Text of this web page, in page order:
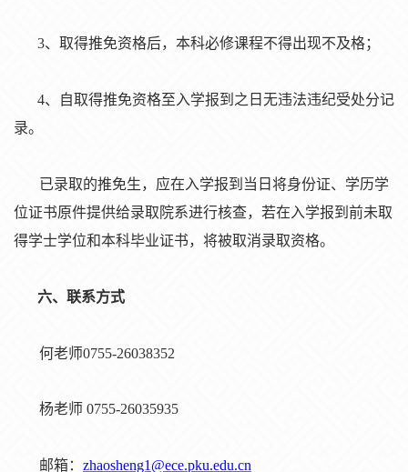
3、取得推免资格后，本科必修课程不得出现不及格；
4、自取得推免资格至 入学报到之日无违法违纪受处分记
录。
已录取的推免生， 应在入学报到当日将身份证、学历学
位证书原件提供给录取院系进行核查，若在入学报到前未取
得学士学位和本科毕业证书，将被取消录取资格。
六、 联系方式
何老师0755-26038352
杨老师 0755-26035935
邮箱： zhaosheng1@ece.pku.edu.cn